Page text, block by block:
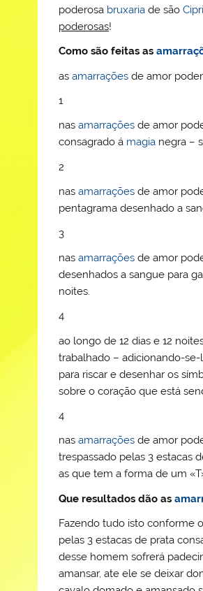
poderosa bruxaria de são
poderosas!
Como são feitas as
asamarrações de amor
1
nasamarrações de amor
consagrado á magia negra –
2
nasamarrações de amor
pentagrama desenhado a
3
nasamarrações de amor
desenhados a sangue para
noites.
4
ao longo de 12 dias e 12
trabalhado – adicionando-
para riscar e desenhar os
sobre o coração que está
4
nasamarrações de amor
trespassado pelas 3 estacas
as que tem a forma de um
Que resultados dão as
Fazendo tudo isto conforme
pelas 3 estacas de prata
desse homem sofrerá
amansar, ate ele se deixar